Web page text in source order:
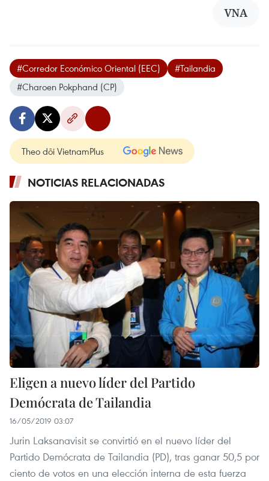
VNA
#Corredor Económico Oriental (EEC)
#Tailandia
#Charoen Pokphand (CP)
Theo dõi VietnamPlus
NOTICIAS RELACIONADAS
Eligen a nuevo líder del Partido
Demócrata de Tailandia
16/05/2019 03:07
Jurin Laksanavisit se convirtió en el nuevo líder del
Partido Demócrata de Tailandia (PD), tras ganar 50,5 por
ciento de votos en una elección interna de esta fuerza